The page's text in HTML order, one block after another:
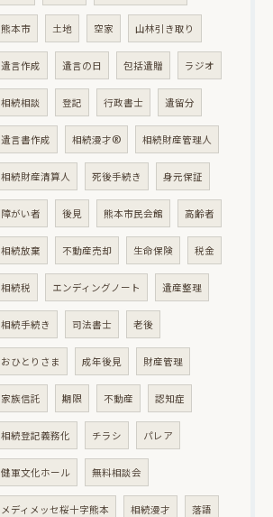
熊本市 土地 空家 山林引き取り
遺言作成 遺言の日 包括遺贈 ラジオ
相続相談 登記 行政書士 遺留分
遺言書作成 相続漫才® 相続財産管理人
相続財産清算人 死後手続き 身元保証
障がい者 後見 熊本市民会館 高齢者
相続放棄 不動産売却 生命保険 税金
相続税 エンディングノート 遺産整理
相続手続き 司法書士 老後
おひとりさま 成年後見 財産管理
家族信託 期限 不動産 認知症
相続登記義務化 チラシ パレア
健軍文化ホール 無料相談会
メディメッセ桜十字熊本 相続漫才 落語